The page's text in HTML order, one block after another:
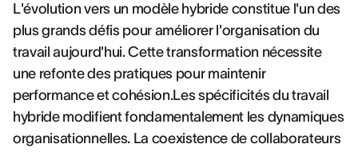
L'évolution vers un modèle hybride constitue l'un des
plus grands défis pour améliorer l'organisation du
travail aujourd'hui. Cette transformation nécessite
une refonte des pratiques pour maintenir
performance et cohésion.Les spécificités du travail
hybride modifient fondamentalement les dynamiques
organisationnelles. La coexistence de collaborateurs